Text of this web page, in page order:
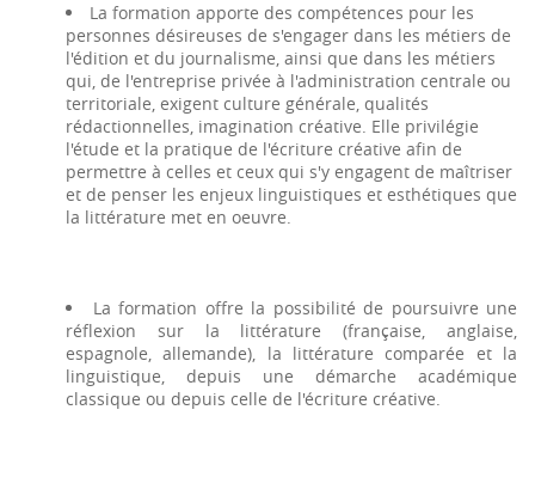
La formation apporte des compétences pour les
personnes désireuses de s'engager dans les métiers de
l'édition et du journalisme, ainsi que dans les métiers
qui, de l'entreprise privée à l'administration centrale ou
territoriale, exigent culture générale, qualités
rédactionnelles, imagination créative. Elle privilégie
l'étude et la pratique de l'écriture créative afin de
permettre à celles et ceux qui s'y engagent de maîtriser
et de penser les enjeux linguistiques et esthétiques que
la littérature met en oeuvre.
La formation offre la possibilité de poursuivre une
réflexion sur la littérature (française, anglaise,
espagnole, allemande), la littérature comparée et la
linguistique, depuis une démarche académique
classique ou depuis celle de l'écriture créative.